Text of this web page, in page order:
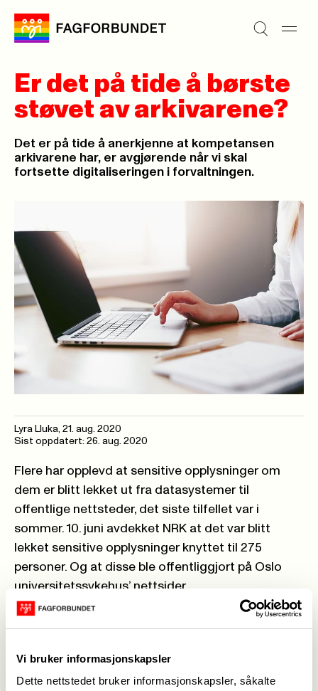
Vi bruker informasjonskapsler
Dette nettstedet bruker informasjonskapsler, såkalte
Er det på tide å børste
støvet av arkivarene?
Det er på tide å anerkjenne at kompetansen
arkivarene har, er avgjørende når vi skal
fortsette digitaliseringen i forvaltningen.
Lyra Lluka, 21. aug. 2020
Sist oppdatert: 26. aug. 2020
Flere har opplevd at sensitive opplysninger om
dem er blitt lekket ut fra datasystemer til
offentlige nettsteder, det siste tilfellet var i
sommer. 10. juni avdekket NRK at det var blitt
lekket sensitive opplysninger knyttet til 275
personer. Og at disse ble offentliggjort på Oslo
universitetssykehus’ nettsider.
Når regjeringen kommer med forslag til ny
komme i en ny forskrift til loven. Det er på tide å
børste støvet av arkivaren og anerkjenne at